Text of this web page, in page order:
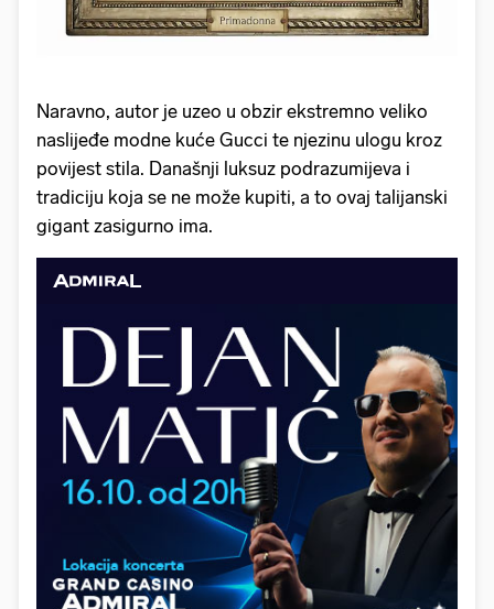
Naravno, autor je uzeo u obzir ekstremno veliko
naslijeđe modne kuće Gucci te njezinu ulogu kroz
povijest stila. Današnji luksuz podrazumijeva i
tradiciju koja se ne može kupiti, a to ovaj talijanski
gigant zasigurno ima.